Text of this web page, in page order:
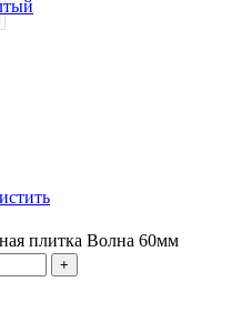
плитка Волна 60мм
+